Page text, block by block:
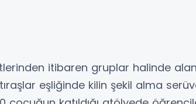
itibaren gruplar halinde
eşliğinde kilin şekil alma